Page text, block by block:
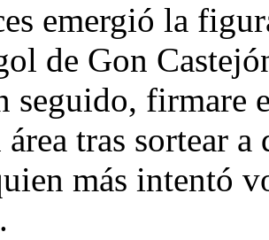
emergió la
de Gon
seguido, firmare
área tras sortear
más intentó